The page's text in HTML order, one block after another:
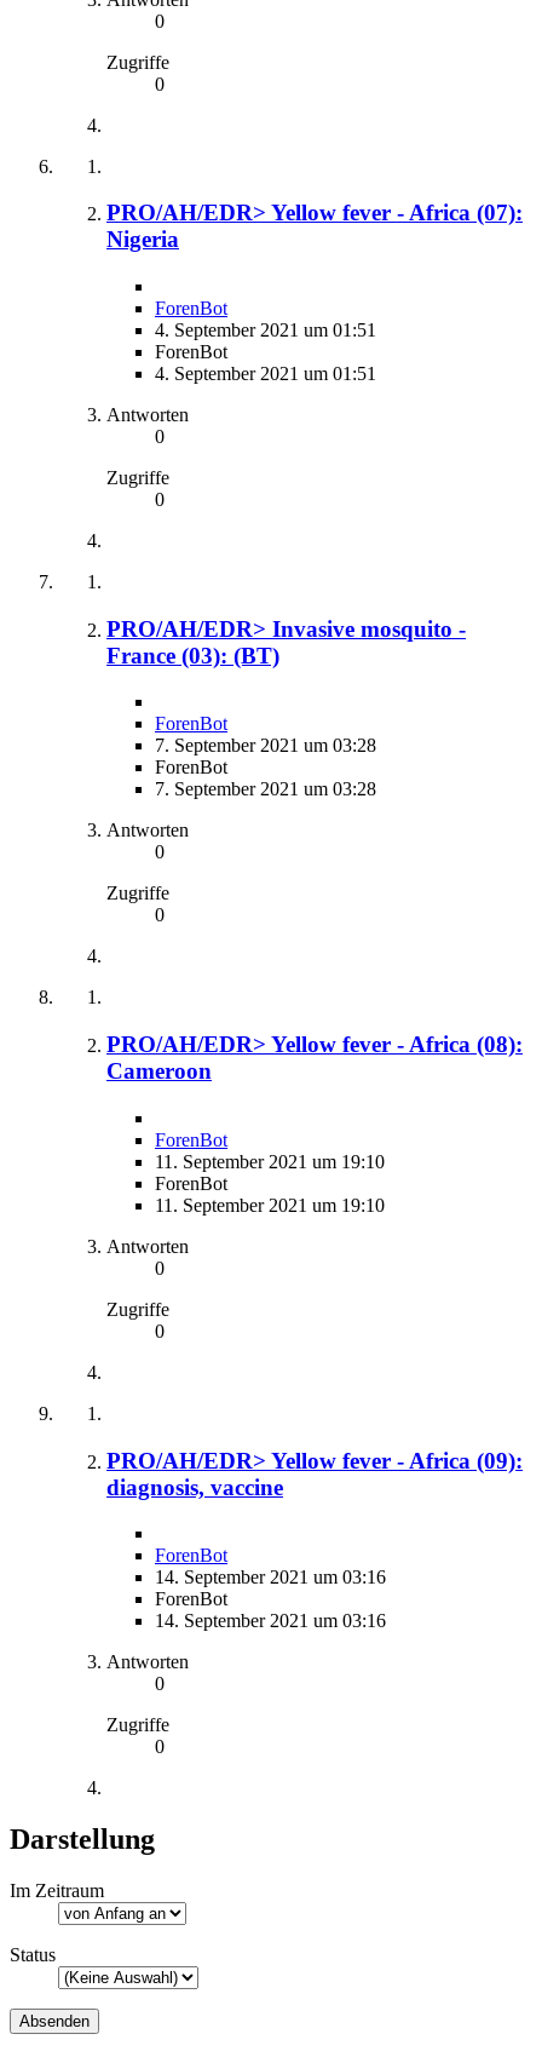
0
Zugriffe
0
PRO/AH/EDR> Yellow fever - Africa (07):
Nigeria
ForenBot
4. September 2021 um 01:51
ForenBot
4. September 2021 um 01:51
Antworten
0
Zugriffe
0
PRO/AH/EDR> Invasive mosquito -
France (03): (BT)
ForenBot
7. September 2021 um 03:28
ForenBot
7. September 2021 um 03:28
Antworten
0
Zugriffe
0
PRO/AH/EDR> Yellow fever - Africa (08):
Cameroon
ForenBot
11. September 2021 um 19:10
ForenBot
11. September 2021 um 19:10
Antworten
0
Zugriffe
0
PRO/AH/EDR> Yellow fever - Africa (09):
diagnosis, vaccine
ForenBot
14. September 2021 um 03:16
ForenBot
14. September 2021 um 03:16
Antworten
0
Zugriffe
0
Darstellung
Im Zeitraum
Status